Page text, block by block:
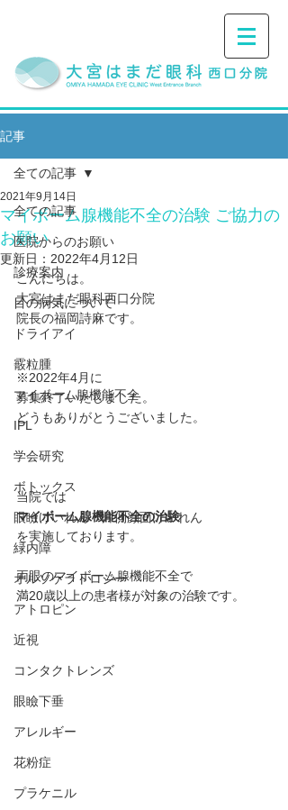
記事
全ての記事
医院からのお願い
診療案内
目の病気について
ドライアイ
霰粒腫
マイボーム腺機能不全
IPL
学会研究
ボトックス
眼瞼けいれん・片側顔面けいれん
緑内障
オルソケラトロジー
アトロピン
近視
コンタクトレンズ
眼瞼下垂
アレルギー
花粉症
プラケニル
全ての記事
マイボーム腺機能不全の治験 ご協力の
お願い
2021年9月14日
更新日： 2022年4月12日
こんにちは。
大宮はまだ眼科西口分院
院長の福岡詩麻です。
※2022年4月に
募集終了いたしました。
どうもありがとうございました。
当院では
マイボーム腺機能不全の治験
を実施しております。
両眼のマイボーム腺機能不全で
満20歳以上の患者様が対象の治験です。